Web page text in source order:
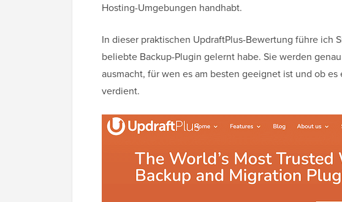
Hosting-Umgebungen handhabt.
In dieser praktischen UpdraftPlus-Bewertung führe ich
beliebte Backup-Plugin gelernt habe. Sie werden
ausmacht, für wen es am besten geeignet ist und ob
verdient.